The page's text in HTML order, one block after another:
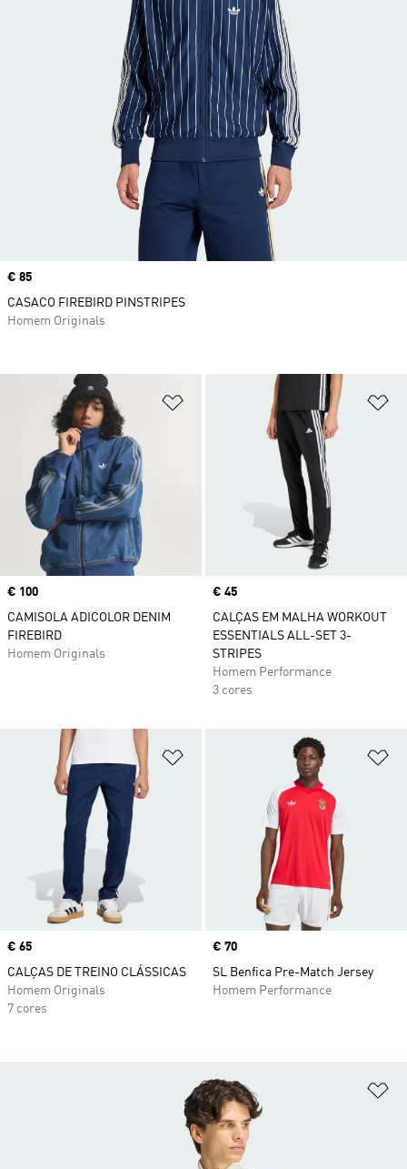
Adicionar à Lista de Desejos
Price
€ 100
CAMISOLA ADICOLOR DENIM
FIREBIRD
Homem Originals
Price
€ 45
CALÇAS EM MALHA WORKOUT
ESSENTIALS ALL-SET 3-
STRIPES
Homem Performance
3 cores
Adicionar à Lista de Desejos
Price
€ 65
CALÇAS DE TREINO CLÁSSICAS
Homem Originals
7 cores
Price
€ 70
SL Benfica Pre-Match Jersey
Homem Performance
Price
€ 85
CASACO FIREBIRD PINSTRIPES
Homem Originals